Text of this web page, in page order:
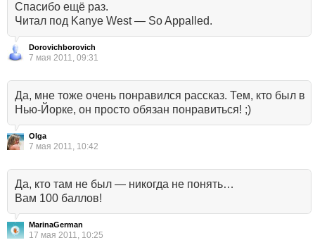
Спасибо ещё раз.
Читал под Kanye West — So Appalled.
Dorovichborovich
7 мая 2011, 09:31
Да, мне тоже очень понравился рассказ. Тем, кто был в
Нью-Йорке, он просто обязан понравиться! ;)
Olga
7 мая 2011, 10:42
Да, кто там не был — никогда не понять…
Вам 100 баллов!
MarinaGerman
17 мая 2011, 10:25